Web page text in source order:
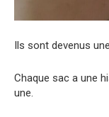
Ils sont devenus
Chaque sac a une
une.